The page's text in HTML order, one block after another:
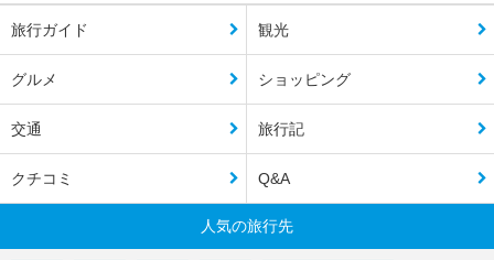
旅行ガイド 観光
グルメ ショッピング
交通 旅行記
クチコミ Q&A
人気の旅行先